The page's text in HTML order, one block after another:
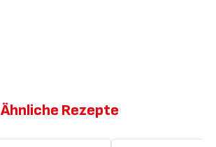
Ähnliche Rezepte